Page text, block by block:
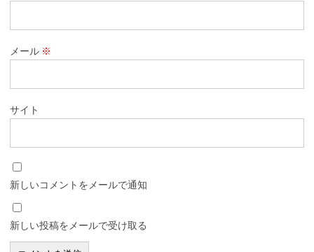
メール ※
サイト
新しいコメントをメールで通知
新しい投稿をメールで受け取る